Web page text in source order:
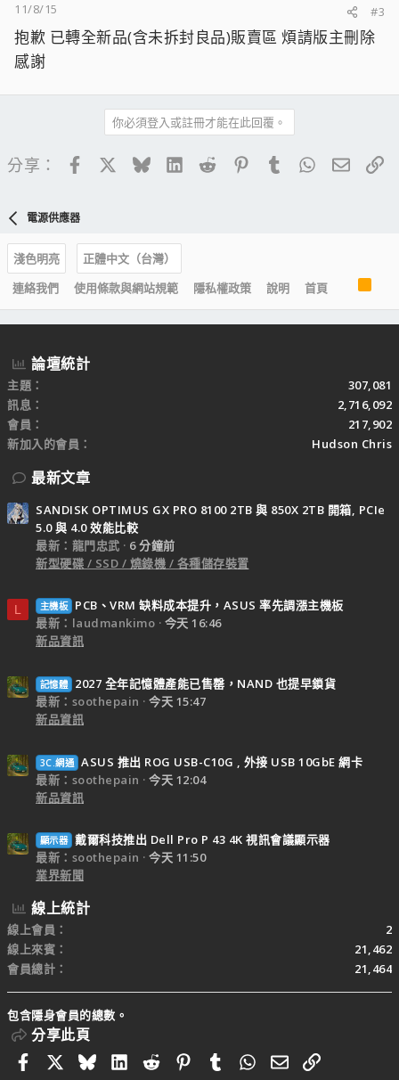
11/8/15
#3
抱歉 已轉全新品(含未拆封良品)販賣區 煩請版主刪除
感謝
你必須登入或註冊才能在此回覆。
分享： FacebookBlueskyLinkedIn
Reddit PinterestTumblrWhatsApp
電子
電源供應器
淺色明亮
正體中文（台灣）
連絡我們
使用條款與網站規範 隱私權政策 說明 首頁
S
論壇統計
主題
307,081
訊息
2,716,092
會員
217,902
新加入的會員
Hudson Chris
最新文章
SANDISK OPTIMUS GX PRO 8100 2TB 與 850X 2TB 開箱, PCIe
5.0 與 4.0 效能比較
最新：龍門忠武
6 分鐘前
新型硬碟 / SSD / 燒錄機 / 各種儲存裝置
L 主機板
PCB、VRM 缺料成本提升，ASUS 率先調漲主機板
最新：laudmankimo
今天 16:46
新品資訊
記憶體
2027 全年記憶體產能已售罄，NAND 也提早鎖貨
最新：soothepain
今天 15:47
新品資訊
3C.網通 ASUS 推出 ROG USB-C10G , 外接 USB 10GbE 網卡
最新：soothepain
今天 12:04
新品資訊
顯示器 戴爾科技推出 Dell Pro P 43 4K 視訊會議顯示器
最新：soothepain
今天 11:50
業界新聞
線上統計
線上會員
2
線上來賓
21,462
會員總計
21,464
包含隱身會員的總數。
分享此頁
FacebookBlueskyLinkedIn
RedditPinterestTumblrWhatsApp
電子郵件
連結